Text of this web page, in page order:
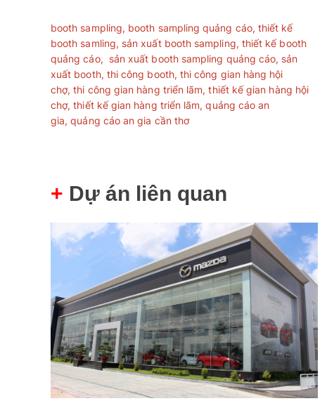
booth sampling, booth sampling quảng cáo, thiết kế
booth samling, sản xuất booth sampling, thiết kế booth
quảng cáo, sản xuất booth sampling quảng cáo, sản
xuất booth, thi công booth, thi công gian hàng hội
chợ,thi công gian hàng triển lãm,thiết kế gian hàng hội
chợ,thiết kế gian hàng triển lãm,quảng cáo an
gia,quảng cáo an gia cần thơ
+ Dự án liên quan